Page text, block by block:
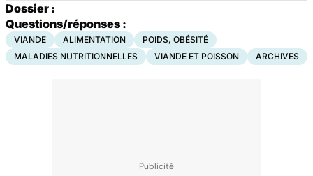
Dossier :
Questions/réponses :
VIANDE ALIMENTATION
POIDS, OBÉSITÉ
MALADIES NUTRITIONNELLES
VIANDE ET POISSON ARCHIVES